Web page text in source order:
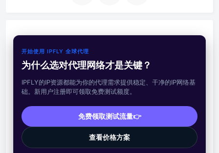
开始使用 IPFLY 全球代理
为什么选对代理网络才是关键？
IPFLY的IP资源都能为你的代理需求提供稳定、干净的IP网络基
础。新用户注册即可领取免费测试额度。
免费领取测试流量👉
查看价格方案